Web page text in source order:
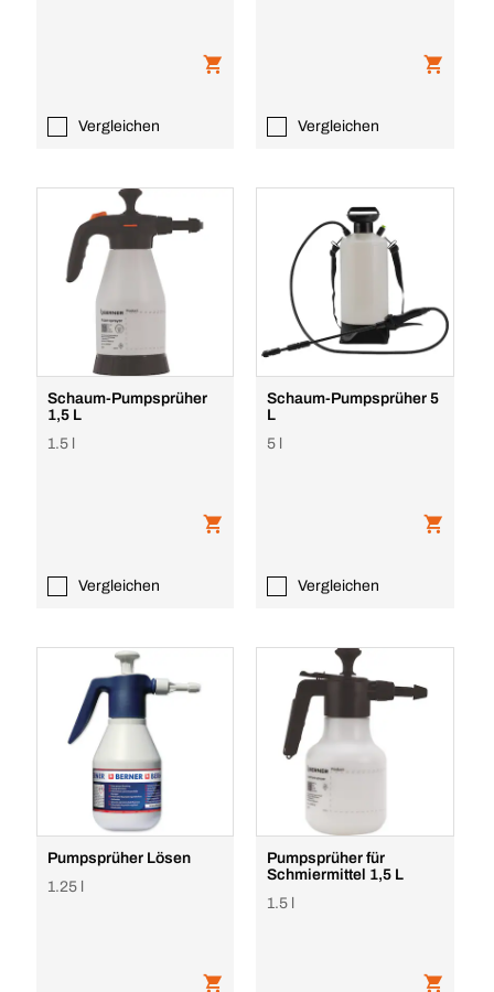
Vergleichen Vergleichen
Schaum-Pumpsprüher
1,5 L
1.5 l
Vergleichen
Schaum-Pumpsprüher 5
L
5 l
Vergleichen
Pumpsprüher Lösen
1.25 l
Pumpsprüher für
Schmiermittel 1,5 L
1.5 l